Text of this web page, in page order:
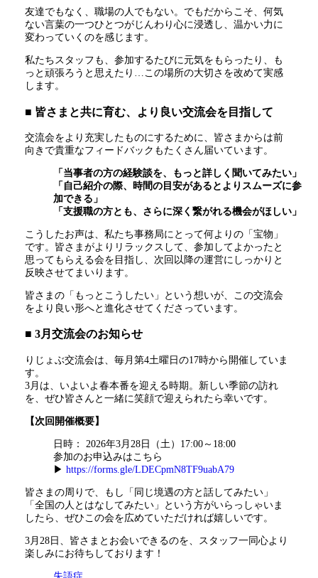
友達でもなく、職場の人でもない。でもだからこそ、何気
ない言葉の一つひとつがじんわり心に浸透し、温かい力に
変わっていくのを感じます。
私たちスタッフも、参加するたびに元気をもらったり、も
っと頑張ろうと思えたり…この場所の大切さを改めて実感
します。
■ 皆さまと共に育む、より良い交流会を目指して
交流会をより充実したものにするために、皆さまからは前
向きで貴重なフィードバックもたくさん届いています。
「当事者の方の経験談を、もっと詳しく聞いてみたい」
「自己紹介の際、時間の目安があるとよりスムーズに参
加できる」
「支援職の方とも、さらに深く繋がれる機会がほしい」
こうしたお声は、私たち事務局にとって何よりの「宝物」
です。皆さまがよりリラックスして、参加してよかったと
思ってもらえる会を目指し、次回以降の運営にしっかりと
反映させてまいります。
皆さまの「もっとこうしたい」という想いが、この交流会
をより良い形へと進化させてくださっています。
■ 3月交流会のお知らせ
りじょぶ交流会は、毎月第4土曜日の17時から開催していま
す。
3月は、いよいよ春本番を迎える時期。新しい季節の訪れ
を、ぜひ皆さんと一緒に笑顔で迎えられたら幸いです。
【次回開催概要】
日時： 2026年3月28日（土）17:00～18:00
参加のお申込みはこちら
▶ https://forms.gle/LDECpmN8TF9uabA79
皆さまの周りで、もし「同じ境遇の方と話してみたい」
「全国の人とはなしてみたい」という方がいらっしゃいま
したら、ぜひこの会を広めていただければ嬉しいです。
3月28日、皆さまとお会いできるのを、スタッフ一同心より
楽しみにお待ちしております！